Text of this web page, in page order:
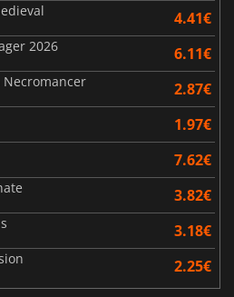
4.41€
2026 6.11€
2.87€
1.97€
7.62€
3.82€
3.18€
2.25€